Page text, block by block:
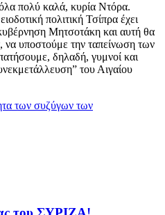
πολύ καλά, κυρία Ντόρα.
πολιτική Τσίπρα έχει
κυβέρνηση Μητσοτάκη και αυτή θα
να υποστούμε την ταπείνωση των
δηλαδή, γυμνοί και
του Αιγαίου
των συζύγων των